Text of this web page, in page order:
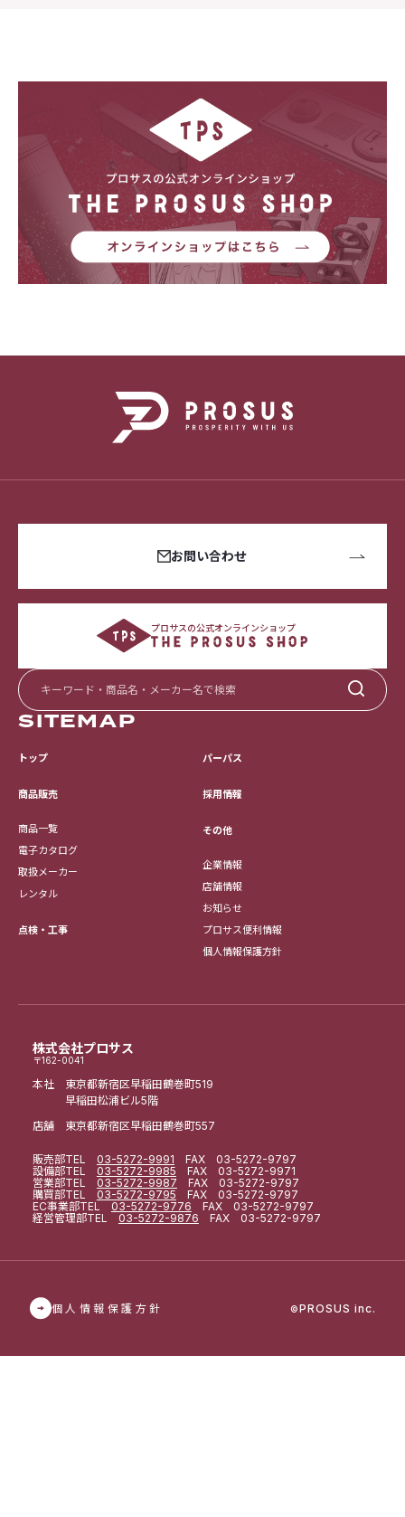
株式会社プロサス
〒162-0041
本社 東京都新宿区早稲田鶴巻町519
早稲田松浦ビル5階
店舗 東京都新宿区早稲田鶴巻町557
販売部TEL 03-5272-9991 FAX 03-5272-9797
設備部TEL 03-5272-9985 FAX 03-5272-9971
営業部TEL 03-5272-9987 FAX 03-5272-9797
購買部TEL 03-5272-9795 FAX 03-5272-9797
EC事業部TEL 03-5272-9776 FAX 03-5272-9797
経営管理部TEL 03-5272-9876 FAX 03-5272-9797
お問い合わせ
プロサスの公式オンラインショップ
SITEMAP
トップ
商品販売
商品一覧
電子カタログ
取扱メーカー
レンタル
点検・工事
パーパス
採用情報
その他
企業情報
店舗情報
お知らせ
プロサス便利情報
個人情報保護方針
個人情報保護方針 ©PROSUS inc.